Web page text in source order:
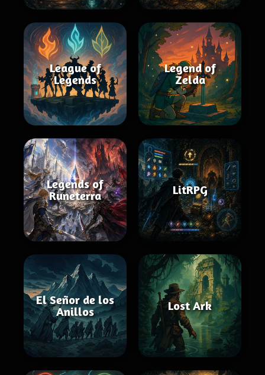
League of
Legends
Legend of
Zelda
Legends of
Runeterra
LitRPG
El Señor de los
Anillos
Lost Ark